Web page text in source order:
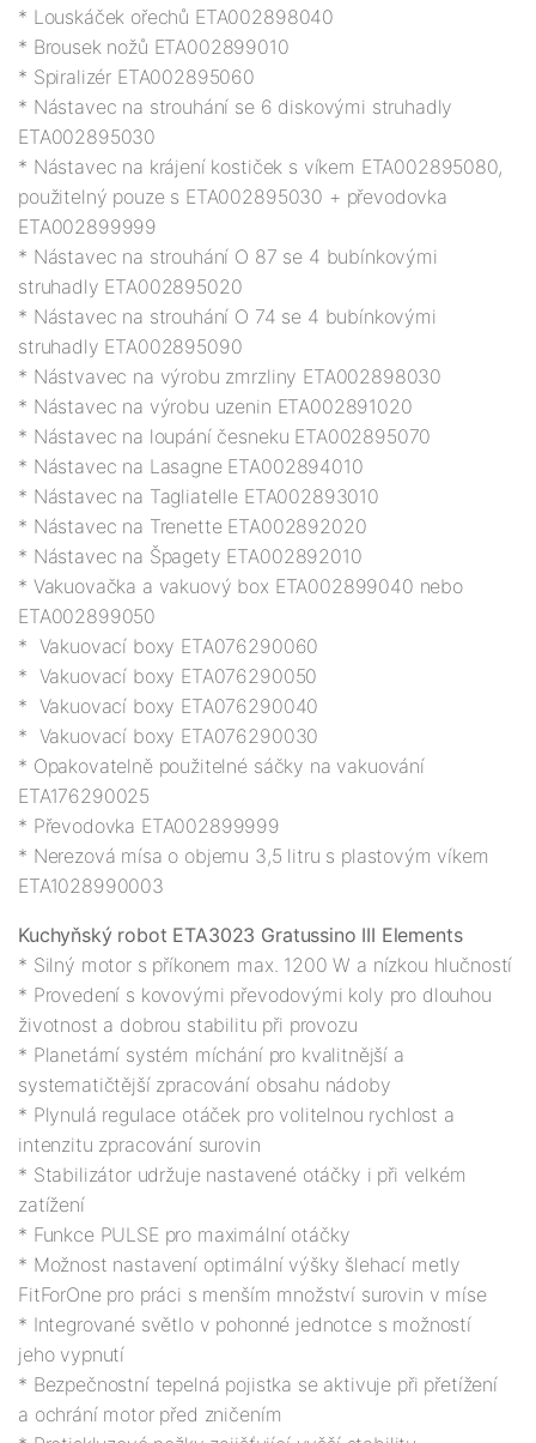
* Louskáček ořechů ETA002898040
* Brousek nožů ETA002899010
* Spiralizér ETA002895060
* Nástavec na strouhání se 6 diskovými struhadly
ETA002895030
* Nástavec na krájení kostiček s víkem ETA002895080,
použitelný pouze s ETA002895030 + převodovka
ETA002899999
* Nástavec na strouhání O 87 se 4 bubínkovými
struhadly ETA002895020
* Nástavec na strouhání O 74 se 4 bubínkovými
struhadly ETA002895090
* Nástvavec na výrobu zmrzliny ETA002898030
* Nástavec na výrobu uzenin ETA002891020
* Nástavec na loupání česneku ETA002895070
* Nástavec na Lasagne ETA002894010
* Nástavec na Tagliatelle ETA002893010
* Nástavec na Trenette ETA002892020
* Nástavec na Špagety ETA002892010
* Vakuovačka a vakuový box ETA002899040 nebo
ETA002899050
*  Vakuovací boxy ETA076290060
*  Vakuovací boxy ETA076290050
*  Vakuovací boxy ETA076290040
*  Vakuovací boxy ETA076290030
* Opakovatelně použitelné sáčky na vakuování
ETA176290025
* Převodovka ETA002899999
* Nerezová mísa o objemu 3,5 litru s plastovým víkem
Kuchyňský robot ETA3023 Gratussino III Elements
* Silný motor s příkonem max. 1200 W a nízkou hlučností
* Provedení s kovovými převodovými koly pro dlouhou
životnost a dobrou stabilitu při provozu
* Planetární systém míchání pro kvalitnější a
systematičtější zpracování obsahu nádoby
* Plynulá regulace otáček pro volitelnou rychlost a
intenzitu zpracování surovin
* Stabilizátor udržuje nastavené otáčky i při velkém
zatížení
* Funkce PULSE pro maximální otáčky
* Možnost nastavení optimální výšky šlehací metly
FitForOne pro práci s menším množství surovin v míse
* Integrované světlo v pohonné jednotce s možností
jeho vypnutí
* Bezpečnostní tepelná pojistka se aktivuje při přetížení
a ochrání motor před zničením